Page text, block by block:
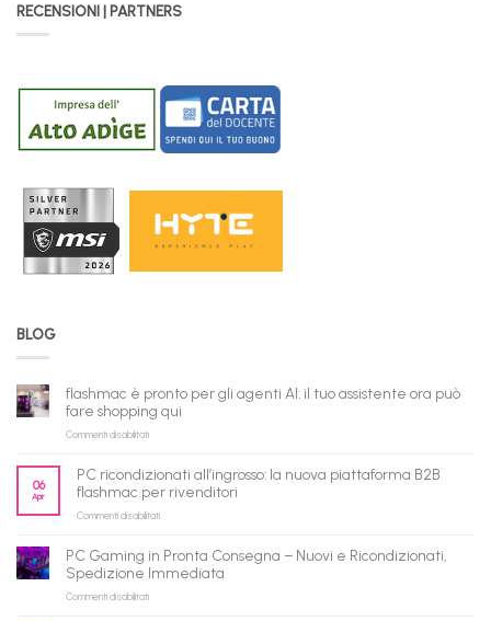
RECENSIONI | PARTNERS
BLOG
flashmac è pronto per gli agenti AI: il tuo assistente ora può
fare shopping qui
Commenti disabilitatisu
pronto
per
gli
AI:
il
tuo
assistente
06
Apr
PC ricondizionati all’ingrosso: la nuova piattaforma B2B
flashmac per rivenditori
Commenti disabilitatisu
ricondizionati
all’ingrosso:
la
PC Gaming in Pronta Consegna – Nuovi e Ricondizionati,
Spedizione Immediata
Commenti disabilitatisu